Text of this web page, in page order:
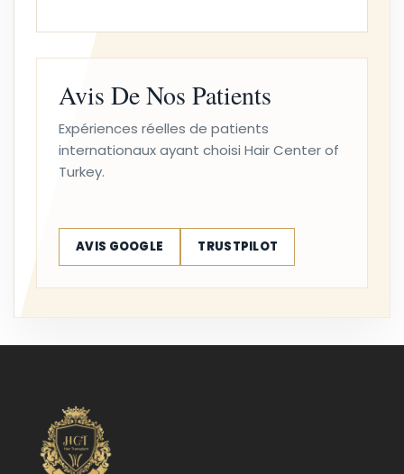
Avis De Nos Patients
Expériences réelles de patients
internationaux ayant choisi Hair Center of
Turkey.
AVIS GOOGLE TRUSTPILOT